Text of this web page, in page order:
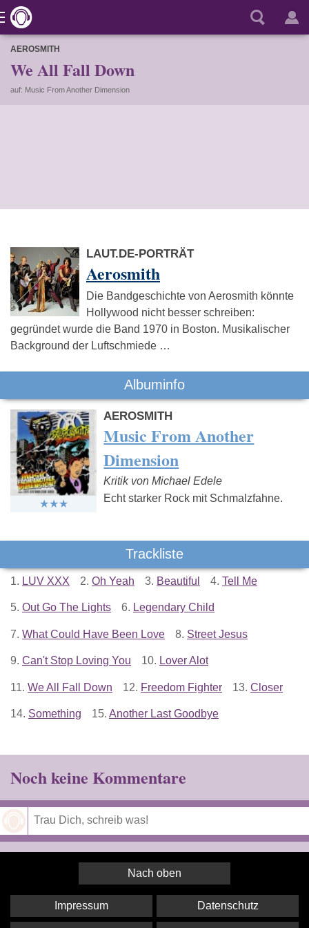
AEROSMITH
We All Fall Down
auf: Music From Another Dimension
LAUT.DE-PORTRÄT
Aerosmith
Die Bandgeschichte von Aerosmith könnte
Hollywood nicht besser schreiben:
gegründet wurde die Band 1970 in Boston. Musikalischer
Background der Luftschmiede …
Albuminfo
AEROSMITH
Music From Another
Dimension
Kritik von Michael Edele
Echt starker Rock mit Schmalzfahne.
Trackliste
1. LUV XXX 2. Oh Yeah 3. Beautiful 4. Tell Me
5. Out Go The Lights 6. Legendary Child
7. What Could Have Been Love 8. Street Jesus
9. Can't Stop Loving You 10. Lover Alot
11. We All Fall Down 12. Freedom Fighter 13. Closer
14. Something 15. Another Last Goodbye
Noch keine Kommentare
Nach oben
Impressum Datenschutz